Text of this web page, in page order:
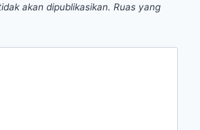
akan dipublikasikan. Ruas yang